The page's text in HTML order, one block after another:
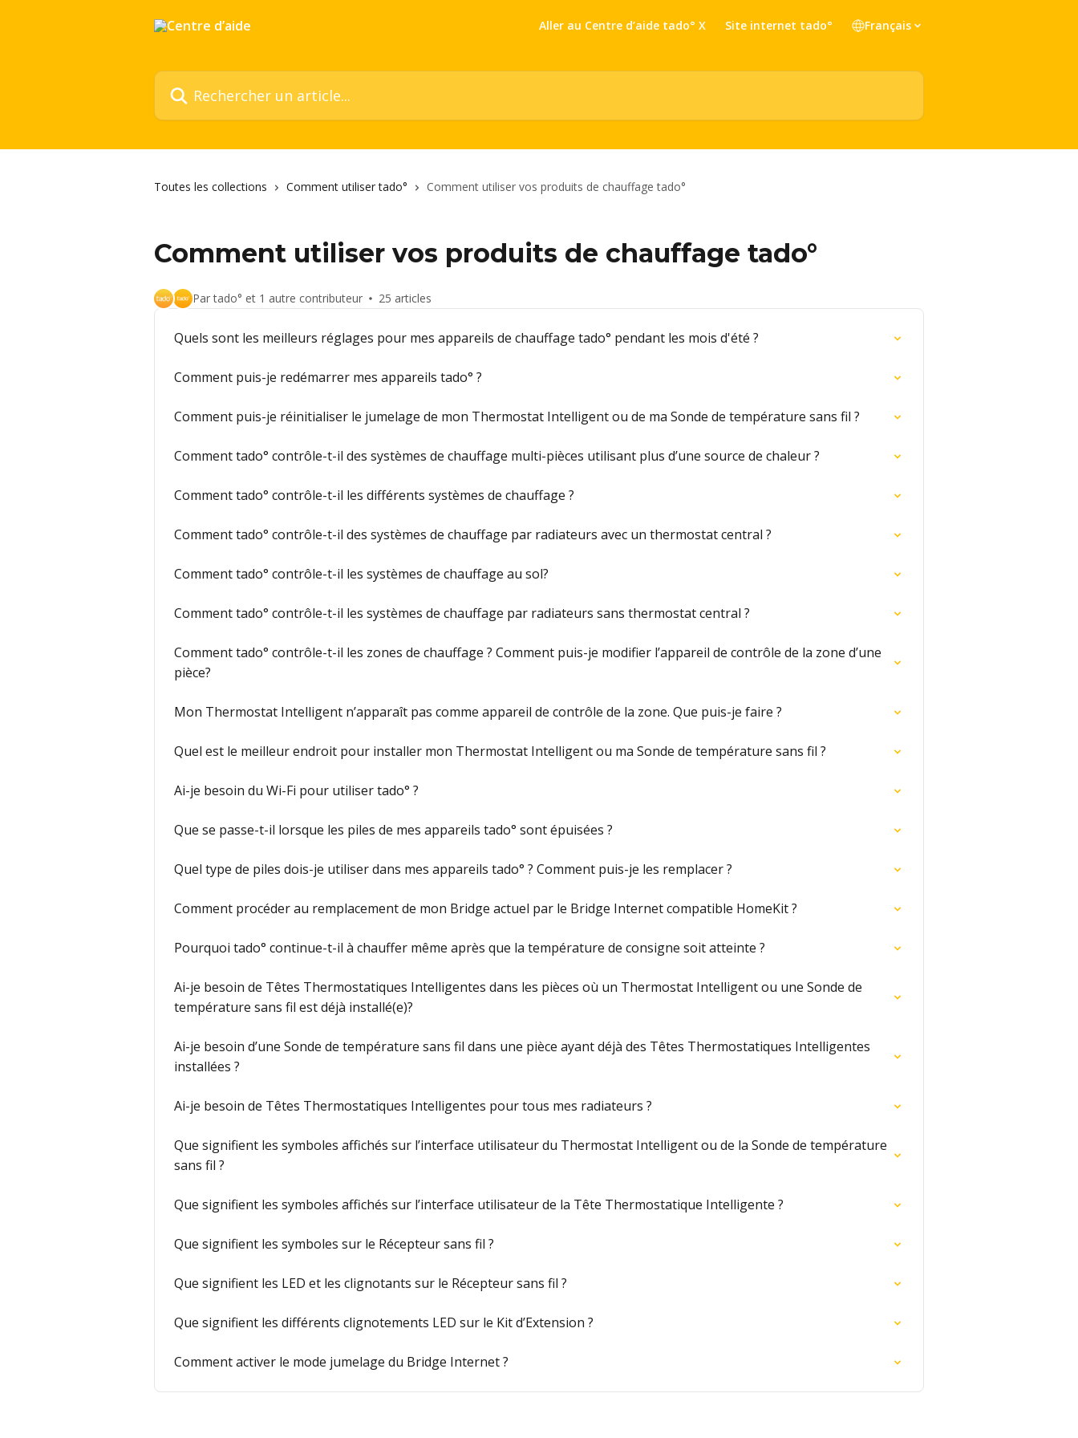
Aller au Centre d’aide tado° X Site internet tado° Français
Rechercher un article...
Toutes les collections Comment utiliser tado° Comment utiliser vos produits de chauffage tado°
Comment utiliser vos produits de chauffage tado°
Par tado° et 1 autre contributeur 25 articles
Quels sont les meilleurs réglages pour mes appareils de chauffage tado° pendant les mois d'été ?
Comment puis-je redémarrer mes appareils tado° ?
Comment puis-je réinitialiser le jumelage de mon Thermostat Intelligent ou de ma Sonde de température sans fil ?
Comment tado° contrôle-t-il des systèmes de chauffage multi-pièces utilisant plus d’une source de chaleur ?
Comment tado° contrôle-t-il les différents systèmes de chauffage ?
Comment tado° contrôle-t-il des systèmes de chauffage par radiateurs avec un thermostat central ?
Comment tado° contrôle-t-il les systèmes de chauffage au sol?
Comment tado° contrôle-t-il les systèmes de chauffage par radiateurs sans thermostat central ?
Comment tado° contrôle-t-il les zones de chauffage ? Comment puis-je modifier l’appareil de contrôle de la zone d’une
pièce?
Mon Thermostat Intelligent n’apparaît pas comme appareil de contrôle de la zone. Que puis-je faire ?
Quel est le meilleur endroit pour installer mon Thermostat Intelligent ou ma Sonde de température sans fil ?
Ai-je besoin du Wi-Fi pour utiliser tado° ?
Que se passe-t-il lorsque les piles de mes appareils tado° sont épuisées ?
Quel type de piles dois-je utiliser dans mes appareils tado° ? Comment puis-je les remplacer ?
Comment procéder au remplacement de mon Bridge actuel par le Bridge Internet compatible HomeKit ?
Pourquoi tado° continue-t-il à chauffer même après que la température de consigne soit atteinte ?
Ai-je besoin de Têtes Thermostatiques Intelligentes dans les pièces où un Thermostat Intelligent ou une Sonde de
température sans fil est déjà installé(e)?
Ai-je besoin d’une Sonde de température sans fil dans une pièce ayant déjà des Têtes Thermostatiques Intelligentes
installées ?
Ai-je besoin de Têtes Thermostatiques Intelligentes pour tous mes radiateurs ?
Que signifient les symboles affichés sur l’interface utilisateur du Thermostat Intelligent ou de la Sonde de température
sans fil ?
Que signifient les symboles affichés sur l’interface utilisateur de la Tête Thermostatique Intelligente ?
Que signifient les symboles sur le Récepteur sans fil ?
Que signifient les LED et les clignotants sur le Récepteur sans fil ?
Que signifient les différents clignotements LED sur le Kit d’Extension ?
Comment activer le mode jumelage du Bridge Internet ?